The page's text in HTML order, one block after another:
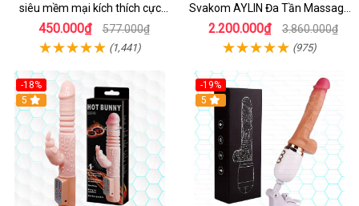
siêu mềm mại kích thích cực
mạnh
450.000₫ 577.000₫
(1,441)
Svakom AYLIN Đa Tần Massage
Sướng
2.200.000₫ 3.860.000₫
(975)
-18%
Hot
5
-19%
Hot
5